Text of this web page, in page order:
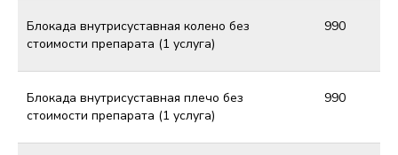
Блокада внутрисуставная колено без
стоимости препарата (1 услуга)
990
Блокада внутрисуставная плечо без
стоимости препарата (1 услуга)
990